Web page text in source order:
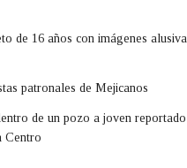
de 16 años con imágenes
patronales de Mejicanos
de un pozo a joven
Centro